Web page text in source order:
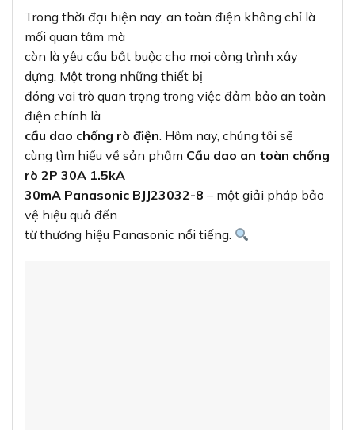
Trong thời đại hiện nay, an toàn điện không chỉ là
mối quan tâm mà
còn là yêu cầu bắt buộc cho mọi công trình xây
dựng. Một trong những thiết bị
đóng vai trò quan trọng trong việc đảm bảo an toàn
điện chính là
cầu dao chống rò điện. Hôm nay, chúng tôi sẽ
cùng tìm hiểu về sản phẩm Cầu dao an toàn chống
rò 2P 30A 1.5kA
30mA Panasonic BJJ23032-8 – một giải pháp bảo
vệ hiệu quả đến
từ thương hiệu Panasonic nổi tiếng.